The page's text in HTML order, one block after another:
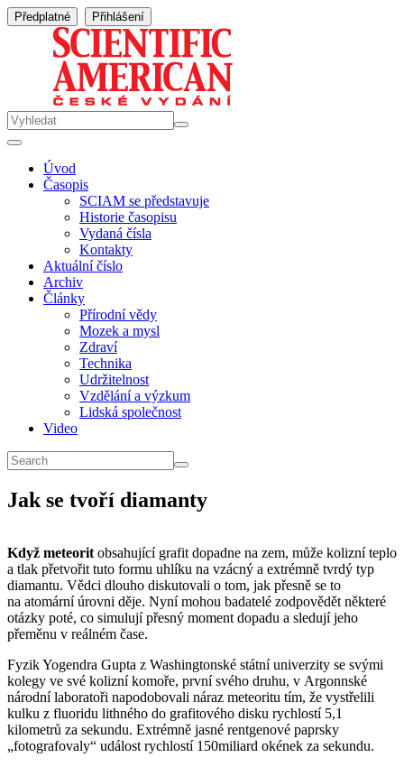
Předplatné Přihlášení
Úvod
Časopis
SCIAM se představuje
Historie časopisu
Vydaná čísla
Kontakty
Aktuální číslo
Archiv
Články
Přírodní vědy
Mozek a mysl
Zdraví
Technika
Udržitelnost
Vzdělání a výzkum
Lidská společnost
Video
Jak se tvoří diamanty
Když meteorit obsahující grafit dopadne na zem, může kolizní teplo
a tlak přetvořit tuto formu uhlíku na vzácný a extrémně tvrdý typ
diamantu. Vědci dlouho diskutovali o tom, jak přesně se to
na atomární úrovni děje. Nyní mohou badatelé zodpovědět některé
otázky poté, co simulují přesný moment dopadu a sledují jeho
přeměnu v reálném čase.
Fyzik Yogendra Gupta z Washingtonské státní univerzity se svými
kolegy ve své kolizní komoře, první svého druhu, v Argonnské
národní laboratoři napodobovali náraz meteoritu tím, že vystřelili
kulku z fluoridu lithného do grafitového disku rychlostí 5,1
kilometrů za sekundu. Extrémně jasné rentgenové paprsky
„fotografovaly“ událost rychlostí 150miliard okének za sekundu.